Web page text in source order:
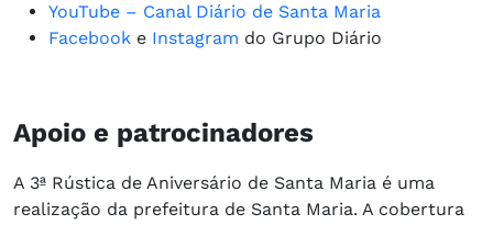
YouTube – Canal Diário de Santa Maria
Facebook e Instagram do Grupo Diário
Apoio e patrocinadores
A 3ª Rústica de Aniversário de Santa Maria é uma
realização da prefeitura de Santa Maria. A cobertura